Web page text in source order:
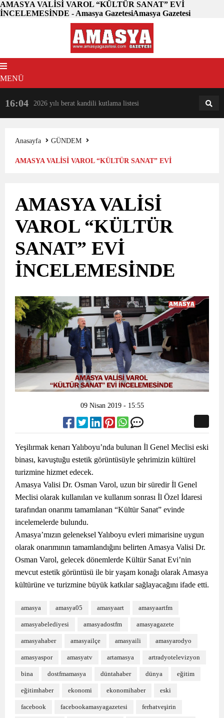
AMASYA VALİSİ VAROL “KÜLTÜR SANAT” EVİ
İNCELEMESİNDE - Amasya GazetesiAmasya Gazetesi
MENÜ
16:04 2026 yılı berat kandili kutlama listesi 18:31
Anasayfa
GÜNDEM
AMASYA VALİSİ VAROL “KÜLTÜR SANAT” EVİ
AMASYA VALİSİ
VAROL “KÜLTÜR
SANAT” EVİ
İNCELEMESİNDE
09 Nisan 2019 - 15:55
Yeşilırmak kenarı Yalıboyu’nda bulunan İl Genel Meclisi eski
binası, kavuştuğu estetik görüntüsüyle şehrimizin kültürel
turizmine hizmet edecek.
Amasya Valisi Dr. Osman Varol, uzun bir süredir İl Genel
Meclisi olarak kullanılan ve kullanım sonrası İl Özel İdaresi
tarafından onarımı tamamlanan “Kültür Sanat” evinde
incelemelerde bulundu.
Amasya’mızın geleneksel Yalıboyu evleri mimarisine uygun
olarak onarımının tamamlandığını belirten Amasya Valisi Dr.
Osman Varol, gelecek dönemlerde Kültür Sanat Evi’nin
mevcut estetik görüntüsü ile bir yaşam konağı olarak Amasya
kültürüne ve turizmine büyük katkılar sağlayacağını ifade etti.
amasya amasya05 amasyaart amasyaartfm
amasyabelediyesi amasyadostfm amasyagazete
amasyahaber amasyailçe amasyaili amasyarodyo
amasyaspor amasyatv artamasya artradyotelevizyon
bina dostfmamasya düntahaber dünya eğitim
eğitimhaber ekonomi ekonomihaber eski
facebook facebookamasyagazetesi ferhatveşirin